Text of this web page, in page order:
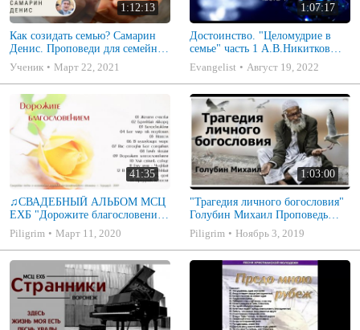
1:12:13
Как созидать семью? Самарин
Денис. Проповеди для семейных
МСЦ ЕХБ
Ученик Март 22, 2021
1:07:17
Достоинство. "Целомудрие в
семье" часть 1 А.В.Никитков
Беседа для семейных МСЦ ЕХБ
Evangelist Август 19, 2022
41:35
♫СВАДЕБНЫЙ АЛЬБОМ МСЦ
ЕХБ "Дорожите благословением
- Христианские песни.
Музыкальный диск. Псалмы
Piligrim Март 11, 2020
1:03:00
"Трагедия личного богословия"
Голубин Михаил Проповедь
2019
Piligrim Ноябрь 3, 2019